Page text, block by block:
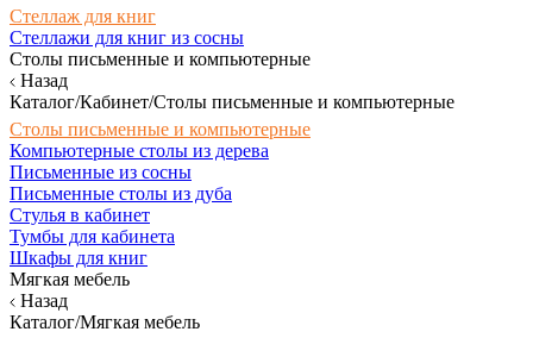
Стеллаж для книг
Стеллажи для книг из сосны
Столы письменные и компьютерные
Назад
Каталог/Кабинет/Столы письменные и компьютерные
Столы письменные и компьютерные
Компьютерные столы из дерева
Письменные из сосны
Письменные столы из дуба
Стулья в кабинет
Тумбы для кабинета
Шкафы для книг
Мягкая мебель
Назад
Каталог/Мягкая мебель